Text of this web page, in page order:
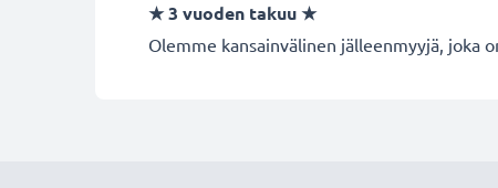
★ 3 vuoden takuu ★
Olemme kansainvälinen jälleenmyyjä, joka